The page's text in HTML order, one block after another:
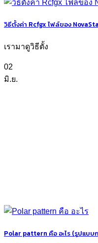
วิธีตั้งค่า Rcfgx ไฟล์ของ
เรามาดูวิธีตั้ง
02
มิ.ย.
Polar pattern คือ อะไร (รูปแบบ